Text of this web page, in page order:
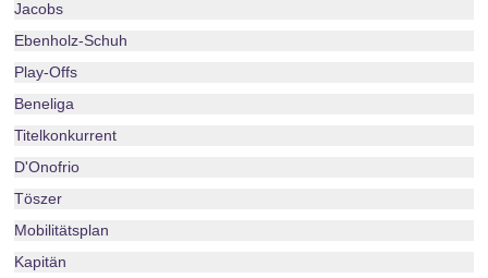
Jacobs
Ebenholz-Schuh
Play-Offs
Beneliga
Titelkonkurrent
D'Onofrio
Töszer
Mobilitätsplan
Kapitän